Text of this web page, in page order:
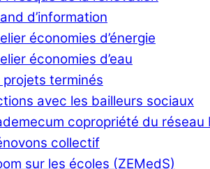
d’information
économies d’énergie
économies d’eau
terminés
avec les bailleurs sociaux
copropriété du réseau
collectif
sur les écoles (ZEMedS)